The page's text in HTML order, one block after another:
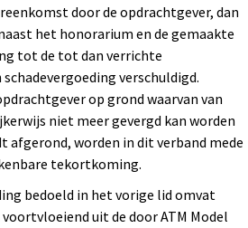
door de opdrachtgever, dan
het honorarium en de gemaakte
tot de tot dan verrichte
verschuldigd.
op grond waarvan van
niet meer gevergd kan worden
afgerond, worden in dit verband mede
tekortkoming.
bedoeld in het vorige lid omvat
uit de door ATM Model